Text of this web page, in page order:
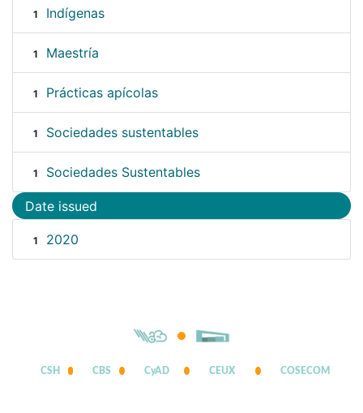
1 Indígenas
1 Maestría
1 Prácticas apícolas
1 Sociedades sustentables
1 Sociedades Sustentables
Date issued
1 2020
CSH CBS CyAD CEUX COSECOM